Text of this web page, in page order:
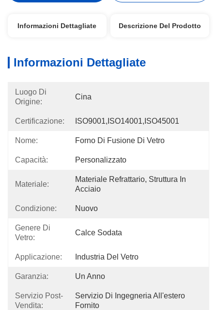
Informazioni Dettagliate Descrizione Del Prodotto
Informazioni Dettagliate
Luogo Di
Origine:
Cina
Certificazione: ISO9001,ISO14001,ISO45001
Nome: Forno Di Fusione Di Vetro
Capacità: Personalizzato
Materiale:
Materiale Refrattario, Struttura In
Acciaio
Condizione: Nuovo
Genere Di
Vetro:
Calce Sodata
Applicazione: Industria Del Vetro
Garanzia: Un Anno
Servizio Post-
Vendita:
Servizio Di Ingegneria All'estero
Fornito